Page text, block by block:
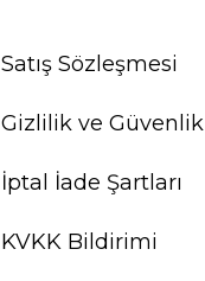
Satış Sözleşmesi
Gizlilik ve Güvenlik
İptal İade Şartları
KVKK Bildirimi